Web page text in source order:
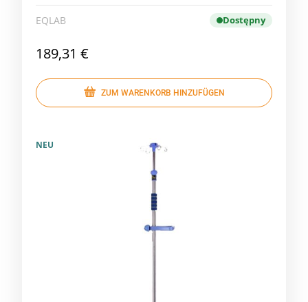
EQLAB Dostępny
189,31 €
ZUM WARENKORB HINZUFÜGEN
NEU